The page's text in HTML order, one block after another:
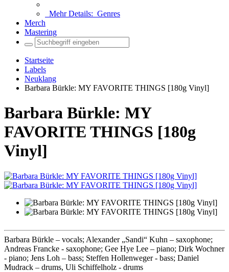
Mehr Details: Genres
Merch
Mastering
Startseite
Labels
Neuklang
Barbara Bürkle: MY FAVORITE THINGS [180g Vinyl]
Barbara Bürkle: MY
FAVORITE THINGS [180g
Vinyl]
Barbara Bürkle – vocals; Alexander „Sandi“ Kuhn – saxophone;
Andreas Francke - saxophone; Gee Hye Lee – piano; Dirk Wochner
- piano; Jens Loh – bass; Steffen Hollenweger - bass; Daniel
Mudrack – drums, Uli Schiffelholz - drums